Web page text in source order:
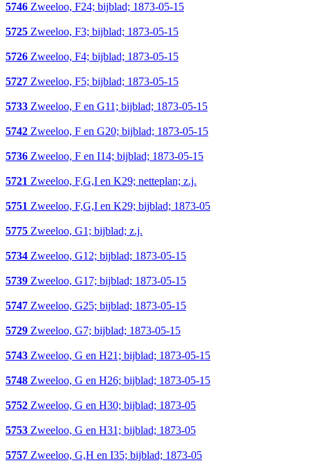
5746 Zweeloo, F24; bijblad; 1873-05-15
5725 Zweeloo, F3; bijblad; 1873-05-15
5726 Zweeloo, F4; bijblad; 1873-05-15
5727 Zweeloo, F5; bijblad; 1873-05-15
5733 Zweeloo, F en G11; bijblad; 1873-05-15
5742 Zweeloo, F en G20; bijblad; 1873-05-15
5736 Zweeloo, F en I14; bijblad; 1873-05-15
5721 Zweeloo, F,G,I en K29; netteplan; z.j.
5751 Zweeloo, F,G,I en K29; bijblad; 1873-05
5775 Zweeloo, G1; bijblad; z.j.
5734 Zweeloo, G12; bijblad; 1873-05-15
5739 Zweeloo, G17; bijblad; 1873-05-15
5747 Zweeloo, G25; bijblad; 1873-05-15
5729 Zweeloo, G7; bijblad; 1873-05-15
5743 Zweeloo, G en H21; bijblad; 1873-05-15
5748 Zweeloo, G en H26; bijblad; 1873-05-15
5752 Zweeloo, G en H30; bijblad; 1873-05
5753 Zweeloo, G en H31; bijblad; 1873-05
5757 Zweeloo, G,H en I35; bijblad; 1873-05